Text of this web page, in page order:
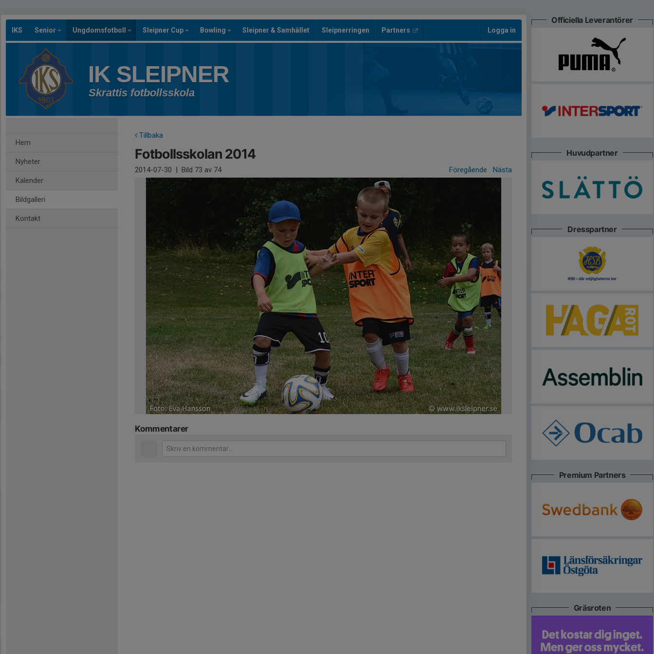
IKS Senior Ungdomsfotboll Sleipner Cup Bowling Sleipner & Samhället Sleipnerringen Partners Logga in
IK SLEIPNER
Skrattis fotbollsskola
Hem
Nyheter
Kalender
Bildgalleri
Kontakt
Tillbaka
Fotbollsskolan 2014
2014-07-30 | Bild 73 av 74 Föregående Nästa
Kommentarer
Officiella Leverantörer
Huvudpartner
Dresspartner
Premium Partners
Gräsroten